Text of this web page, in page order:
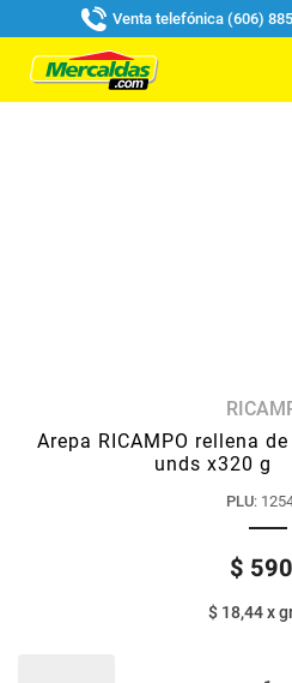
Venta telefónica (606)
Arepa RICAMPO rellena
unds x320 g
PLU:
$
$ 18,44x